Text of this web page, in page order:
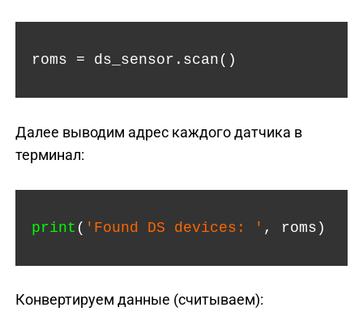
roms = ds_sensor.scan()
Далее выводим адрес каждого датчика в
терминал:
print ( 'Found DS devices: ' , roms)
Конвертируем данные (считываем):